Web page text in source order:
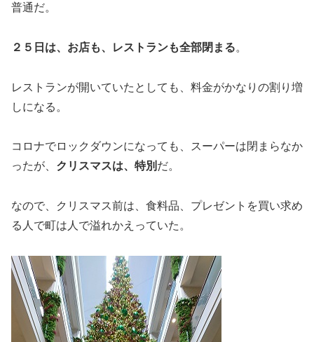
普通だ。
２５日は、お店も、レストランも全部閉まる。
レストランが開いていたとしても、料金がかなりの割り増
しになる。
コロナでロックダウンになっても、スーパーは閉まらなか
ったが、 クリスマスは、特別 だ。
なので、クリスマス前は、食料品、プレゼントを買い求め
る人で町は人で溢れかえっていた。